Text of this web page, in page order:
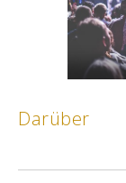
Darüber